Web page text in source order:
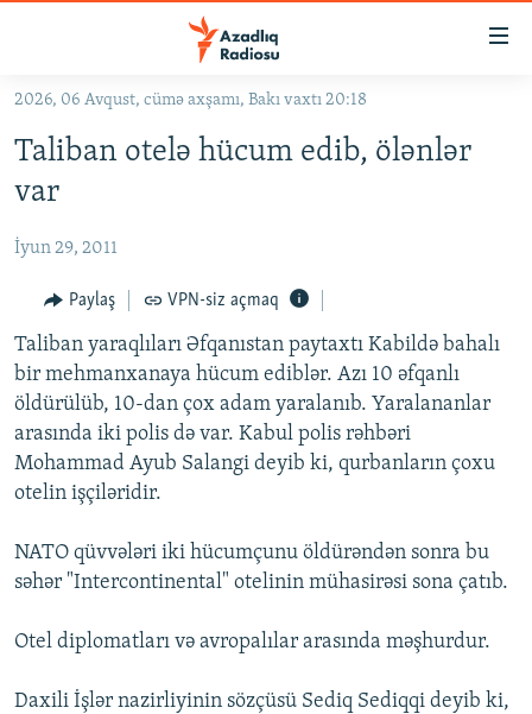
Əsas
qayıt
Əsas
qayıt
#ƏSLINDƏ
FƏRQƏ BAX
QANUNI DOĞRU
ARAŞDIRMA
MULTIMEDIA
VIDEO
İNFOQRAFIKA
RADIO ARXIV
AZƏRBAYCAN ƏDƏBIYYATI KITABXANASI
İZ - MƏDƏNIYYƏT PROQRAMI
HAQQIMIZDA
MISSIYAMIZ
MATERIALLARIMIZDAN ISTIFADƏ
BIZI IZLƏ
RFE/RL-in bütün saytları
2026, 06 Avqust, cümə axşamı, Bakı vaxtı 20:18
Taliban otelə hücum edib, ölənlər
var
İyun 29, 2011
Paylaş VPN-siz açmaq
Taliban yaraqlıları Əfqanıstan paytaxtı Kabildə bahalı
bir mehmanxanaya hücum ediblər. Azı 10 əfqanlı
öldürülüb, 10-dan çox adam yaralanıb. Yaralananlar
arasında iki polis də var. Kabul polis rəhbəri
Mohammad Ayub Salangi deyib ki, qurbanların çoxu
otelin işçiləridir.
NATO qüvvələri iki hücumçunu öldürəndən sonra bu
səhər "Intercontinental" otelinin mühasirəsi sona çatıb.
Otel diplomatları və avropalılar arasında məşhurdur.
Daxili İşlər nazirliyinin sözçüsü Sediq Sediqqi deyib ki,